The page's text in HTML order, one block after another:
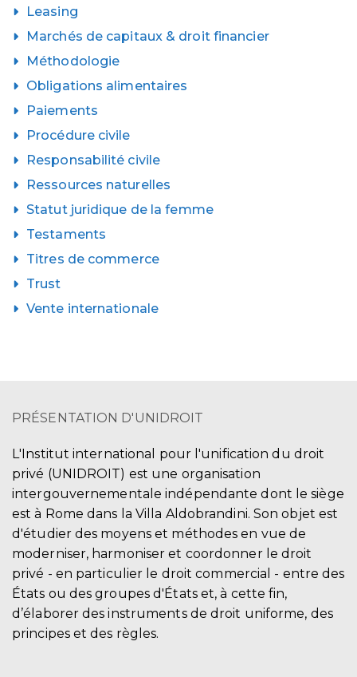
Leasing
Marchés de capitaux & droit financier
Méthodologie
Obligations alimentaires
Paiements
Procédure civile
Responsabilité civile
Ressources naturelles
Statut juridique de la femme
Testaments
Titres de commerce
Trust
Vente internationale
PRÉSENTATION D'UNIDROIT
L'Institut international pour l'unification du droit
privé (UNIDROIT) est une organisation
intergouvernementale indépendante dont le siège
est à Rome dans la Villa Aldobrandini. Son objet est
d'étudier des moyens et méthodes en vue de
moderniser, harmoniser et coordonner le droit
privé - en particulier le droit commercial - entre des
États ou des groupes d'États et, à cette fin,
d’élaborer des instruments de droit uniforme, des
principes et des règles.